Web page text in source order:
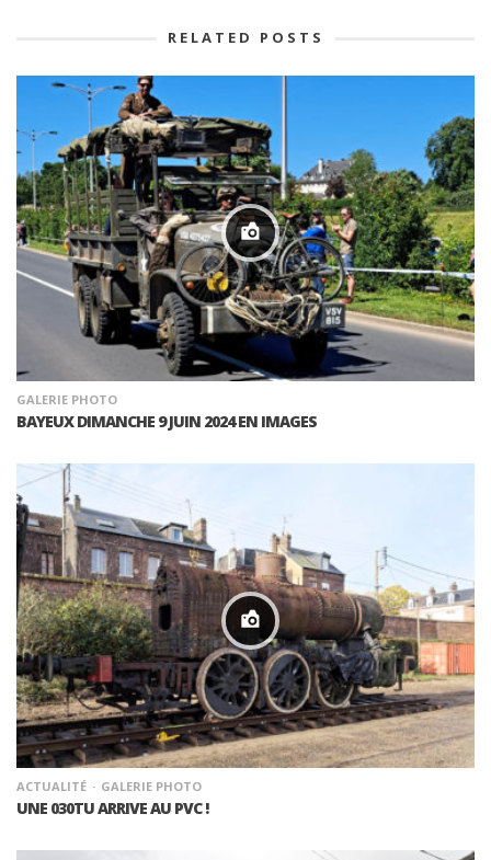
RELATED POSTS
GALERIE PHOTO
BAYEUX DIMANCHE 9 JUIN 2024 EN IMAGES
ACTUALITÉ GALERIE PHOTO
UNE 030TU ARRIVE AU PVC !